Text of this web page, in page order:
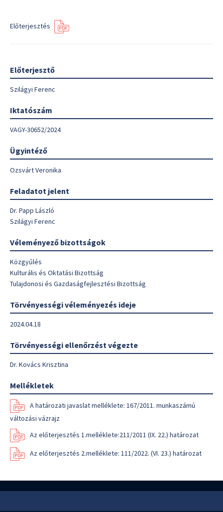
Előterjesztés
Előterjesztő
Szilágyi Ferenc
Iktatószám
VAGY-30652/2024
Ügyintéző
Ozsvárt Veronika
Feladatot jelent
Dr. Papp László
Szilágyi Ferenc
Véleményező bizottságok
Közgyűlés
Kulturális és Oktatási Bizottság
Tulajdonosi és Gazdaságfejlesztési Bizottság
Törvényességi véleményezés ideje
2024.04.18
Törvényességi ellenőrzést végezte
Dr. Kovács Krisztina
Mellékletek
A határozati javaslat melléklete: 167/2011. munkaszámú
változási vázrajz
Az előterjesztés 1.melléklete:211/2011 (IX. 22.) határozat
Az előterjesztés 2.melléklete: 111/2022. (VI. 23.) határozat